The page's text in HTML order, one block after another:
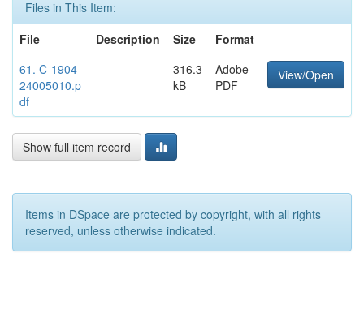
Files in This Item:
File
Description Size
Format
61. C-1904
24005010.p
df
316.3
kB
Adobe
PDF
View/Open
Show full item record
Items in DSpace are protected by copyright, with all rights
reserved, unless otherwise indicated.